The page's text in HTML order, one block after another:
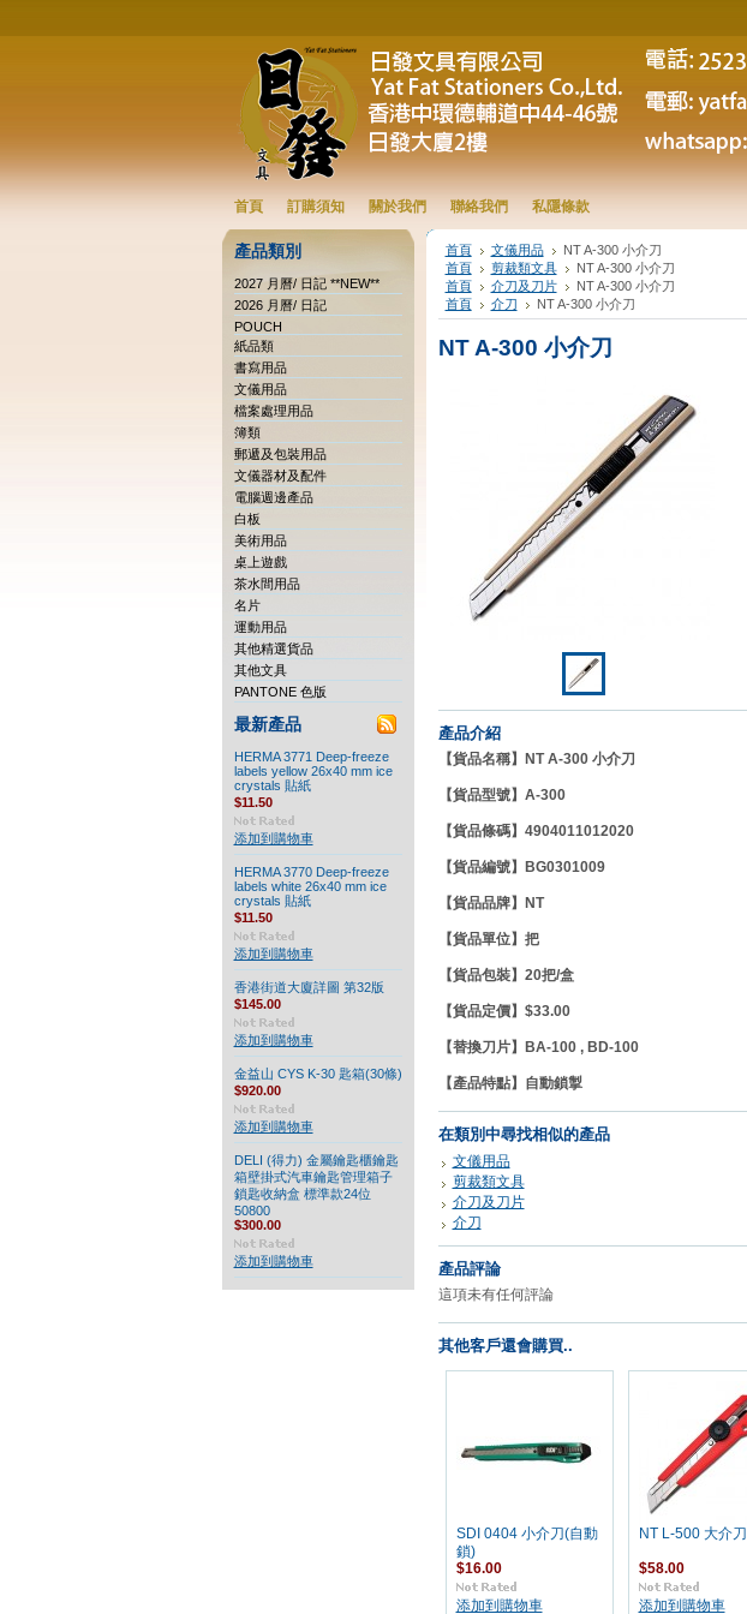
首頁 訂購須知 關於我們 聯絡我們 私隱條款
產品類別
2027 月曆/ 日記 **NEW**
2026 月曆/ 日記
POUCH
紙品類
書寫用品
文儀用品
檔案處理用品
簿類
郵遞及包裝用品
文儀器材及配件
電腦週邊產品
白板
美術用品
桌上遊戲
茶水間用品
名片
運動用品
其他精選貨品
其他文具
PANTONE 色版
最新產品
HERMA 3771 Deep-freeze
labels yellow 26x40 mm ice
crystals 貼紙
$11.50
添加到購物車
HERMA 3770 Deep-freeze
labels white 26x40 mm ice
crystals 貼紙
$11.50
添加到購物車
香港街道大廈詳圖 第32版
$145.00
添加到購物車
金益山 CYS K-30 匙箱(30條)
$920.00
添加到購物車
DELI (得力) 金屬鑰匙櫃鑰匙
箱壁掛式汽車鑰匙管理箱子
鎖匙收納盒 標準款24位
50800
$300.00
添加到購物車
首頁 文儀用品
NT A-300 小介刀
首頁
剪裁類文具
NT A-300 小介刀
首頁
介刀及刀片
NT A-300 小介刀
首頁
介刀 NT A-300 小介刀
NT A-300 小介刀
產品介紹
【貨品名稱】NT A-300 小介刀
【貨品型號】A-300
【貨品條碼】4904011012020
【貨品編號】BG0301009
【貨品品牌】NT
【貨品單位】把
【貨品包裝】20把/盒
【貨品定價】$33.00
【替換刀片】BA-100 , BD-100
【產品特點】 自動鎖掣
在類別中尋找相似的產品
文儀用品
剪裁類文具
介刀及刀片
介刀
產品評論
這項未有任何評論
其他客戶還會購買..
SDI 0404 小介刀(自動
鎖)
$16.00
添加到購物車
NT L-500 大介刀
$58.00
添加到購物車